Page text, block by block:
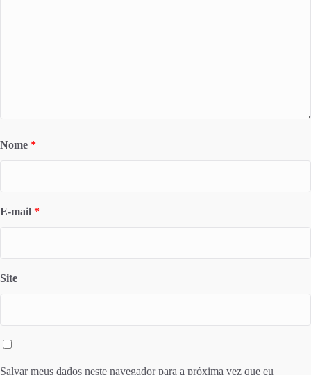
Nome *
E-mail *
Site
Salvar meus dados neste navegador para a próxima vez que eu